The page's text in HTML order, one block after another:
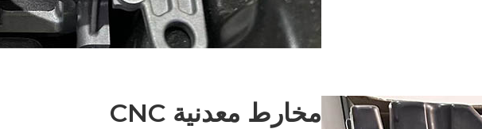
مخارط معدنية CNC